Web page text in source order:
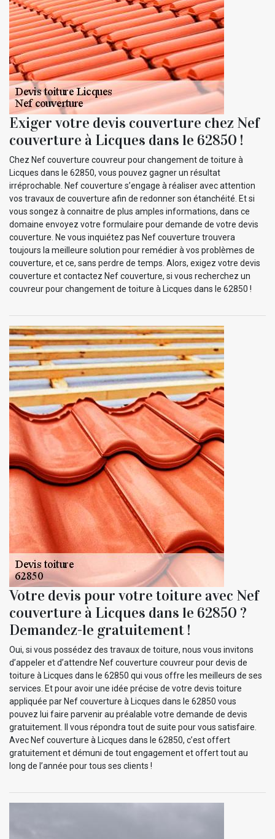
Exiger votre devis couverture chez Nef
couverture à Licques dans le 62850 !
Chez Nef couverture couvreur pour changement de toiture à
Licques dans le 62850, vous pouvez gagner un résultat
irréprochable. Nef couverture s’engage à réaliser avec attention
vos travaux de couverture afin de redonner son étanchéité. Et si
vous songez à connaitre de plus amples informations, dans ce
domaine envoyez votre formulaire pour demande de votre devis
couverture. Ne vous inquiétez pas Nef couverture trouvera
toujours la meilleure solution pour remédier à vos problèmes de
couverture, et ce, sans perdre de temps. Alors, exigez votre devis
couverture et contactez Nef couverture, si vous recherchez un
couvreur pour changement de toiture à Licques dans le 62850 !
Votre devis pour votre toiture avec Nef
couverture à Licques dans le 62850 ?
Demandez-le gratuitement !
Oui, si vous possédez des travaux de toiture, nous vous invitons
d’appeler et d’attendre Nef couverture couvreur pour devis de
toiture à Licques dans le 62850 qui vous offre les meilleurs de ses
services. Et pour avoir une idée précise de votre devis toiture
appliquée par Nef couverture à Licques dans le 62850 vous
pouvez lui faire parvenir au préalable votre demande de devis
gratuitement. Il vous répondra tout de suite pour vous satisfaire.
Avec Nef couverture à Licques dans le 62850, c’est offert
gratuitement et démuni de tout engagement et offert tout au
long de l’année pour tous ses clients !